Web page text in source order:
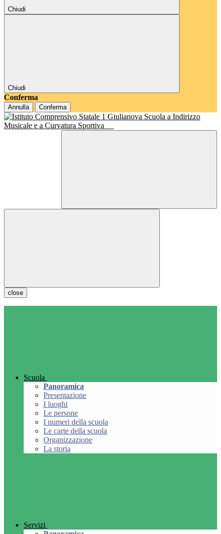
Chiudi
Chiudi
Conferma
Annulla Conferma
Scuola a Indirizzo
Musicale e a Curvatura Sportiva
close
Scuola
Panoramica
Presentazione
I luoghi
Le persone
I numeri della scuola
Le carte della scuola
Organizzazione
La storia
Servizi